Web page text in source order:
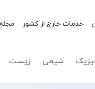
خدمات خارج از کشور
شیمی زیست
نوع تدریس